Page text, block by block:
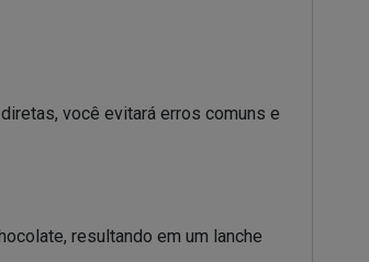
você evitará erros comuns e
resultando em um lanche